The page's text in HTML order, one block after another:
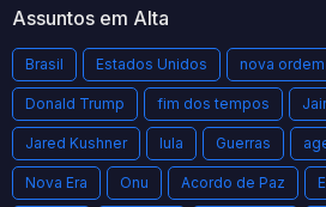
Assuntos em Alta
Brasil Estados Unidos nova
Donald Trump fim dos tempos
Jared Kushner lula Guerras
Nova Era Onu Acordo de Paz